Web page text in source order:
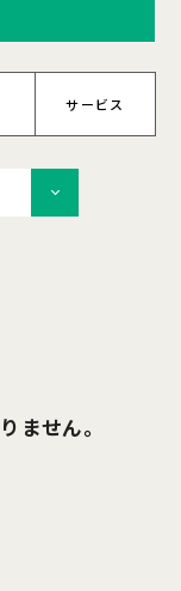
サービス
ません。